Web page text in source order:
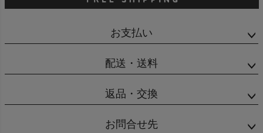
お支払い
配送・送料
返品・交換
お問合せ先